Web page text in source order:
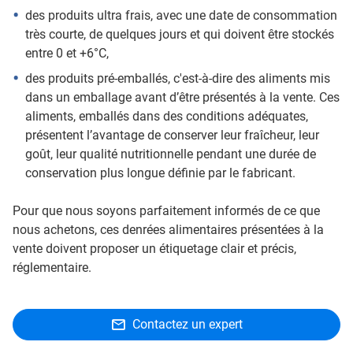
des produits ultra frais, avec une date de consommation
très courte, de quelques jours et qui doivent être stockés
entre 0 et +6°C,
des produits pré-emballés, c'est-à-dire des aliments mis
dans un emballage avant d’être présentés à la vente. Ces
aliments, emballés dans des conditions adéquates,
présentent l’avantage de conserver leur fraîcheur, leur
goût, leur qualité nutritionnelle pendant une durée de
conservation plus longue définie par le fabricant.
Pour que nous soyons parfaitement informés de ce que
nous achetons, ces denrées alimentaires présentées à la
vente doivent proposer un étiquetage clair et précis,
réglementaire.
Contactez un expert